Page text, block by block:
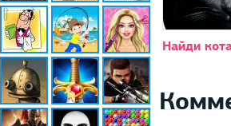
Найди